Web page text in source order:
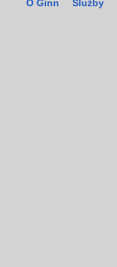
O Ginn Služby